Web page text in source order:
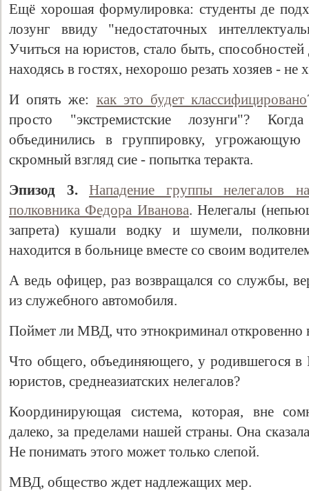
Ещё хорошая формулировка: студенты де
лозунг ввиду "недостаточных
Учиться на юристов, стало быть, способностей
находясь в гостях, нехорошо резать хозяев - не
И опять же: как это будет классифицировано
просто "экстремистские лозунги"?
объединились в группировку,
скромный взгляд сие - попытка теракта.
Эпизод 3.
Нападение группы нелегалов
полковника Федора Иванова. Нелегалы
запрета) кушали водку и шумели,
находится в больнице вместе со своим
А ведь офицер, раз возвращался со службы,
из служебного автомобиля.
Поймет ли МВД, что этнокриминал откровенно
Что общего, объединяющего, у родившегося в
юристов, среднеазиатских нелегалов?
Координирующая система, которая, вне
далеко, за пределами нашей страны. Она
Не понимать этого может только слепой.
МВД, общество ждет надлежащих мер.